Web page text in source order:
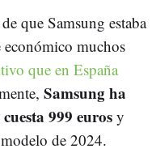
que Samsung estaba
muchos
que en España
Samsung ha
999 eurosy
de 2024.